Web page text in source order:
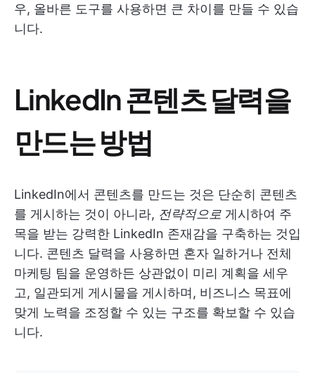
우, 올바른 도구를 사용하면 큰 차이를 만들 수 있습
니다.
LinkedIn 콘텐츠 달력을
만드는 방법
LinkedIn에서 콘텐츠를 만드는 것은 단순히 콘텐츠
를 게시하는 것이 아니라, 전략적으로 게시하여 주
목을 받는 강력한 LinkedIn 존재감을 구축하는 것입
니다. 콘텐츠 달력을 사용하면 혼자 일하거나 전체
마케팅 팀을 운영하든 상관없이 미리 계획을 세우
고, 일관되게 게시물을 게시하며, 비즈니스 목표에
맞게 노력을 조정할 수 있는 구조를 확보할 수 있습
니다.